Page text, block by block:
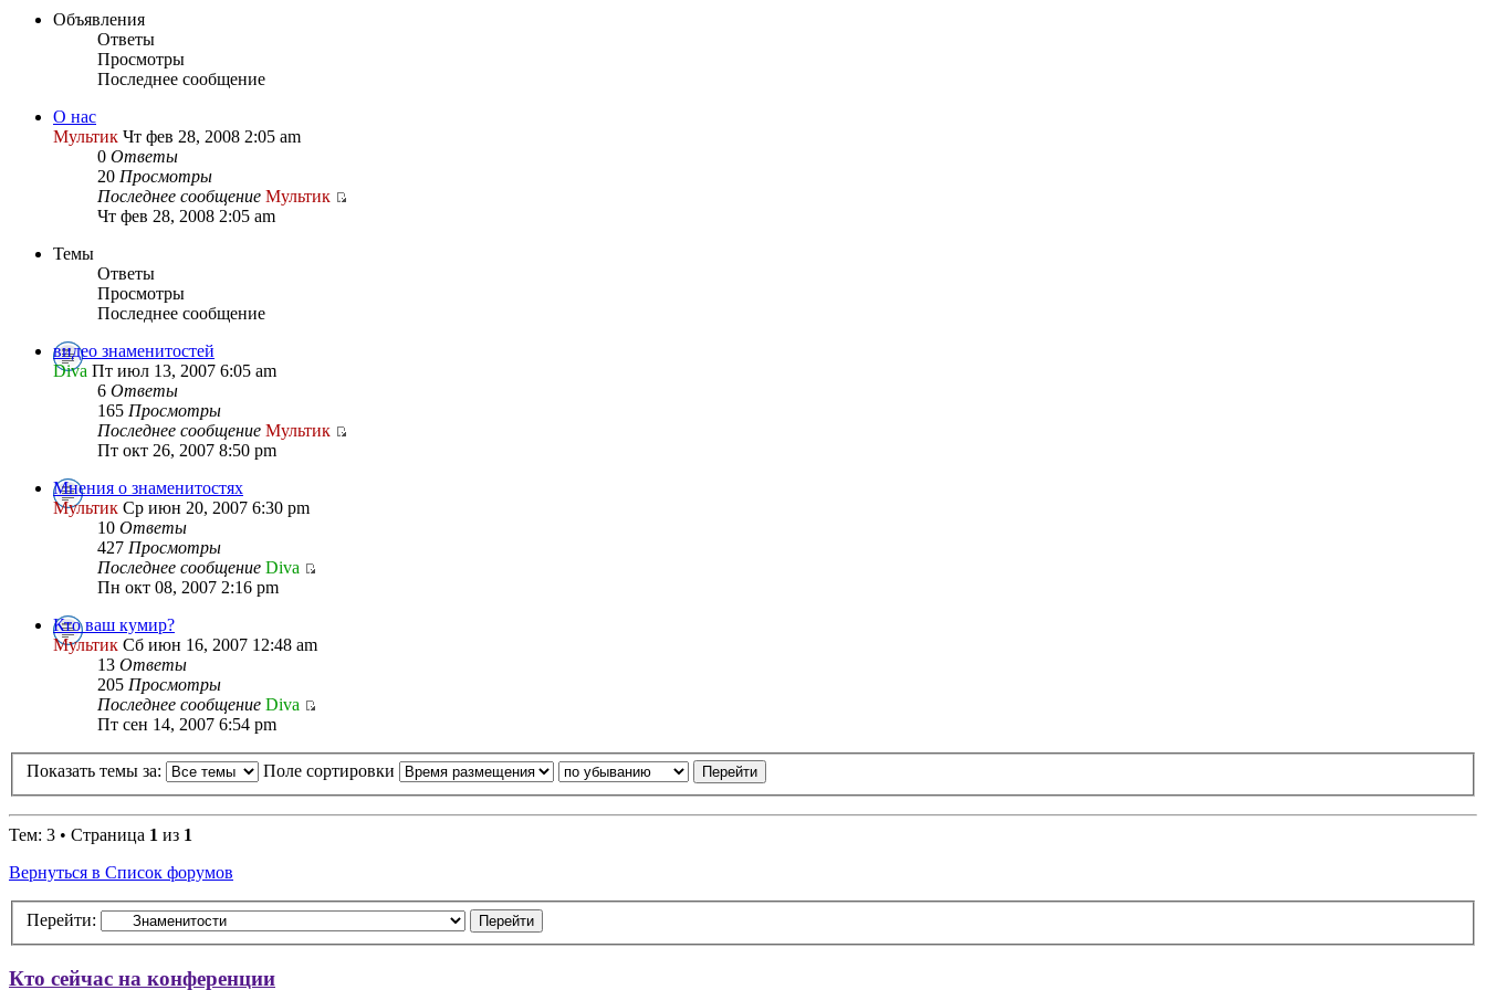
Объявления
Ответы
Просмотры
Последнее сообщение
О нас
Мультик Чт фев 28, 2008 2:05 am
0 Ответы
20 Просмотры
Последнее сообщение Мультик
Чт фев 28, 2008 2:05 am
Темы
Ответы
Просмотры
Последнее сообщение
видео знаменитостей
Diva Пт июл 13, 2007 6:05 am
6 Ответы
165 Просмотры
Последнее сообщение Мультик
Пт окт 26, 2007 8:50 pm
Мнения о знаменитостях
Мультик Ср июн 20, 2007 6:30 pm
10 Ответы
427 Просмотры
Последнее сообщение Diva
Пн окт 08, 2007 2:16 pm
Кто ваш кумир?
Мультик Сб июн 16, 2007 12:48 am
13 Ответы
205 Просмотры
Последнее сообщение Diva
Пт сен 14, 2007 6:54 pm
Показать темы за: Поле сортировки
Тем: 3 • Страница 1 из 1
Вернуться в Список форумов
Перейти:
Кто сейчас на конференции